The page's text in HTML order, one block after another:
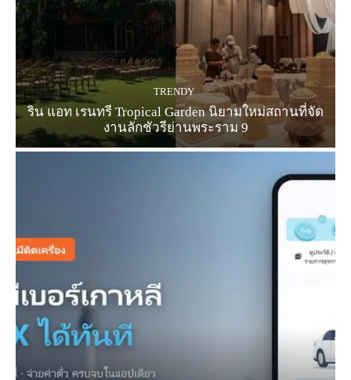
TRENDY
ริน แอท เรนทรี Tropical Garden นิยามใหม่สถานที่จัด
งานลักชัวรีย่านพระราม 9